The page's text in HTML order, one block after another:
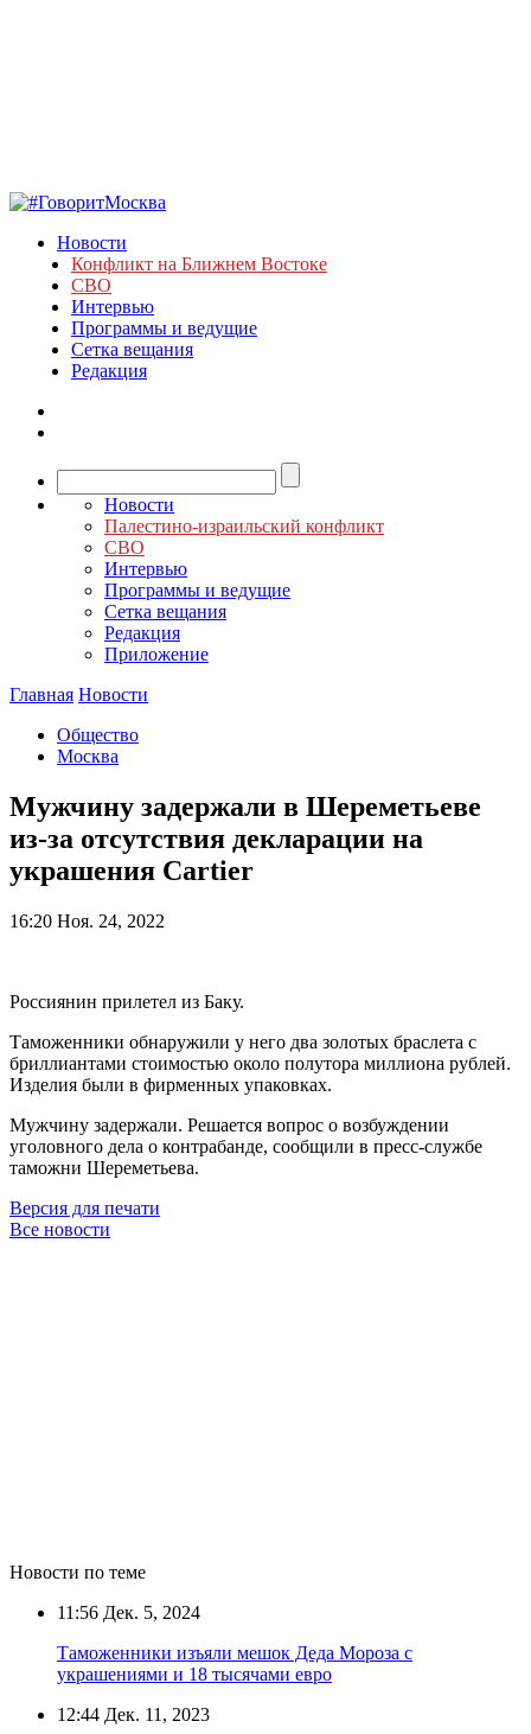
Новости
Конфликт на Ближнем Востоке
СВО
Интервью
Программы и ведущие
Сетка вещания
Редакция
Новости
Палестино-израильский конфликт
СВО
Интервью
Программы и ведущие
Сетка вещания
Редакция
Приложение
Главная Новости
Общество
Москва
Мужчину задержали в Шереметьеве
из-за отсутствия декларации на
украшения Cartier
16:20 Ноя. 24, 2022
Россиянин прилетел из Баку.
Таможенники обнаружили у него два золотых браслета с
бриллиантами стоимостью около полутора миллиона рублей.
Изделия были в фирменных упаковках.
Мужчину задержали. Решается вопрос о возбуждении
уголовного дела о контрабанде, сообщили в пресс-службе
таможни Шереметьева.
Версия для печати
Все новости
Новости по теме
11:56 Дек. 5, 2024
Таможенники изъяли мешок Деда Мороза с
украшениями и 18 тысячами евро
12:44 Дек. 11, 2023